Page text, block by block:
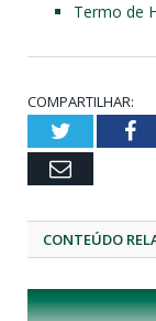
Termo de
COMPARTILHAR:
Twitter
Email
CONTEÚDO